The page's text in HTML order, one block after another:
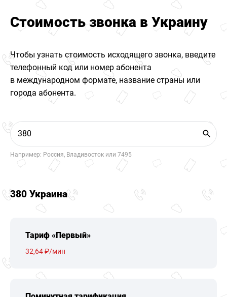
Стоимость звонка в Украину
Чтобы узнать стоимость исходящего звонка, введите
телефонный код или номер абонента
в международном формате, название страны или
города абонента.
Например: Россия, Владивосток или 7495
380 Украина
Тариф «Первый»
32,64 ₽/мин